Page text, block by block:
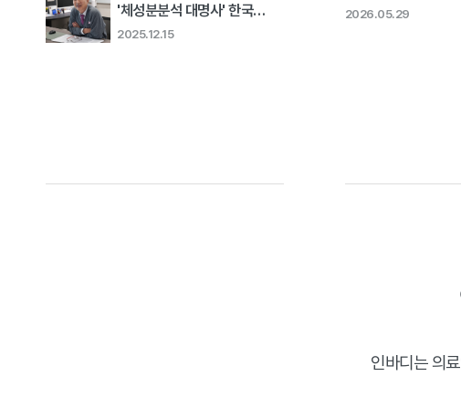
'체성분분석 대명사' 한국
회사의 고민 [비크닉]..
2025.12.15
2026.05.29
인바디는 의